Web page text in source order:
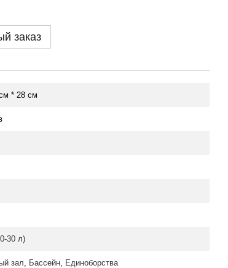
заказ
* 28 см
30 л)
зал, Бассейн, Единоборства